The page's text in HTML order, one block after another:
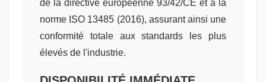
de la directive européenne 93/42/CE et à la
norme ISO 13485 (2016), assurant ainsi une
conformité totale aux standards les plus
élevés de l'industrie.